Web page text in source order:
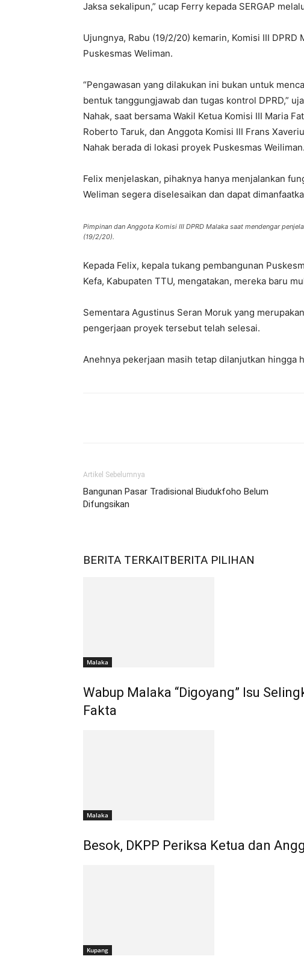
Jaksa sekalipun,” ucap Ferry kepada SERGAP
Ujungnya, Rabu (19/2/20) kemarin, Komisi III
Puskesmas Weliman.
“Pengawasan yang dilakukan ini bukan untuk
bentuk tanggungjawab dan tugas kontrol DPRD,”
Nahak, saat bersama Wakil Ketua Komisi III Maria
Roberto Taruk, dan Anggota Komisi III Frans
Nahak berada di lokasi proyek Puskesmas Weiliman.
Felix menjelaskan, pihaknya hanya menjalankan
Weliman segera diselesaikan dan dapat
Pimpinan dan Anggota Komisi III DPRD Malaka saat mendengar
(19/2/20).
Kepada Felix, kepala tukang pembangunan
Kefa, Kabupaten TTU, mengatakan, mereka baru
Sementara Agustinus Seran Moruk yang
pengerjaan proyek tersebut telah selesai.
Anehnya pekerjaan masih tetap dilanjutkan hingga
Artikel Sebelumnya
Bangunan Pasar Tradisional Biudukfoho Belum
Difungsikan
BERITA TERKAITBERITA PILIHAN
Malaka
Wabup Malaka “Digoyang” Isu
Fakta
Malaka
Besok, DKPP Periksa Ketua dan
Kupang